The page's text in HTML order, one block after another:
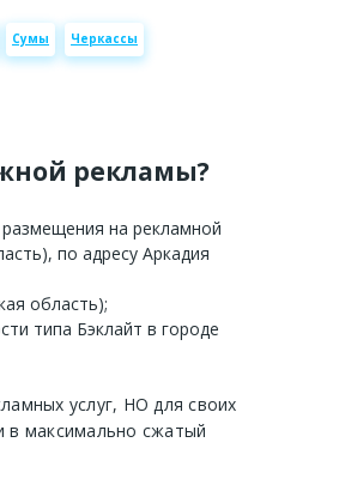
Сумы Черкассы
рекламы?
на рекламной
по адресу Аркадия
область);
типа Бэклайт в городе
услуг, НО для своих
в максимально сжатый